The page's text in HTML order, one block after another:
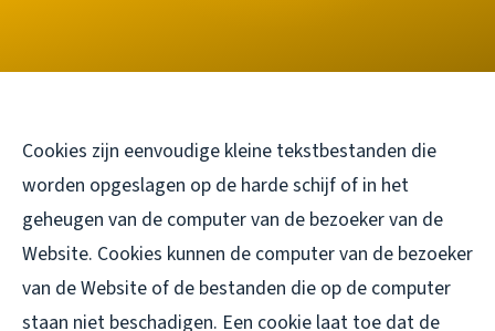
Cookies zijn eenvoudige kleine tekstbestanden die
worden opgeslagen op de harde schijf of in het
geheugen van de computer van de bezoeker van de
Website. Cookies kunnen de computer van de bezoeker
van de Website of de bestanden die op de computer
staan niet beschadigen. Een cookie laat toe dat de